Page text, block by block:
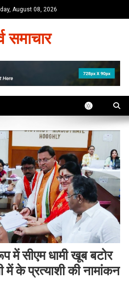
August 08, 2026
समाचार
में सीएम धामी खूब बटोर
में के प्रत्याशी की नामांकन